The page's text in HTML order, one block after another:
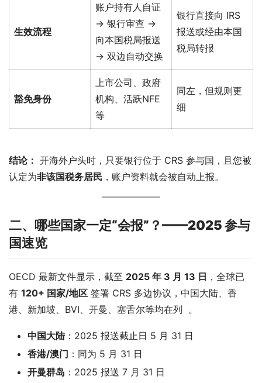
生效流程
账户持有人自证
→ 银行审查 →
向本国税局报送
→ 双边自动交换
银行直接向 IRS
报送或经由本国
税局转报
豁免身份
上市公司、政府
机构、活跃NFE
等
同左，但规则更
细
结论： 开海外户头时，只要银行位于 CRS 参与国，且您被
认定为非该国税务居民 ，账户资料就会被自动上报。
二、哪些国家一定“会报”？——2025 参与
国速览
OECD 最新文件显示，截至 2025 年 3 月 13 日 ，全球已
有 120+ 国家/地区 签署 CRS 多边协议，中国大陆、香
港、新加坡、BVI、开曼、塞舌尔等均在列  。
中国大陆：2025 报送截止日 5 月 31 日
香港/澳门 ：同为 5 月 31 日
开曼群岛 ：2025 报送 7 月 31 日